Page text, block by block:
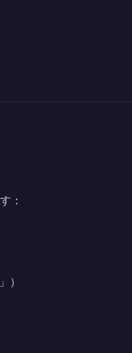
：
）